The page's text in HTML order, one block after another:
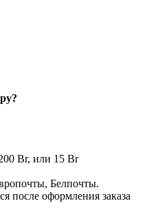
Br, или 15 Br
Белпочты.
после оформления заказа